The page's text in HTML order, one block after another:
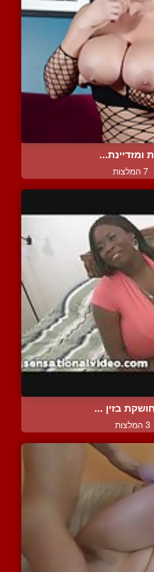
ומזדיינת...
7 המלצות
בזין ...
3 המלצות